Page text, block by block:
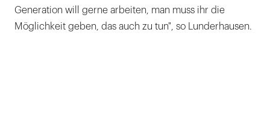
Generation will gerne arbeiten, man muss ihr die
Möglichkeit geben, das auch zu tun", so Lunderhausen.